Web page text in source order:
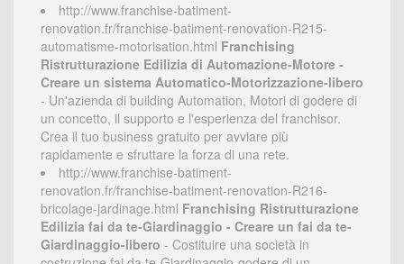
http://www.franchise-batiment-
renovation.fr/franchise-batiment-renovation-R215-
automatisme-motorisation.html Franchising
Ristrutturazione Edilizia di Automazione-Motore -
Creare un sistema Automatico-Motorizzazione-libero
- Un'azienda di building Automation, Motori di godere di
un concetto, il supporto e l'esperienza del franchisor.
Crea il tuo business gratuito per avviare più
rapidamente e sfruttare la forza di una rete.
http://www.franchise-batiment-
renovation.fr/franchise-batiment-renovation-R216-
bricolage-jardinage.html Franchising Ristrutturazione
Edilizia fai da te-Giardinaggio - Creare un fai da te-
Giardinaggio-libero - Costituire una società in